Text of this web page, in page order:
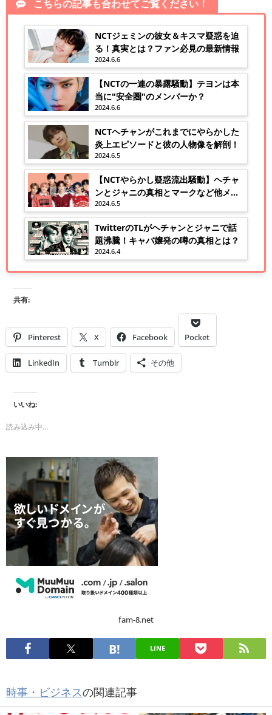
こちらの記事も合わせてご覧ください！
NCTジェミンの彼女＆キスマ疑惑を迫
る！真実とは？ファン必見の最新情報
2024.6.6
【NCTの一連の暴露騒動】テヨンは本
当に"安全圏"のメンバーか？
2024.6.6
NCTヘチャンがこれまでにやらかした
炎上エピソードと彼の人物像を解剖！
2024.6.5
【NCTやらかし疑惑流出騒動】ヘチャ
ンとジャニの真相とマークなど他メン
バーの関与は？
2024.6.5
TwitterのTLがヘチャンとジャニで話
題沸騰！キャバ嬢発の噂の真相とは？
2024.6.4
共有:
Pinterest X Facebook Pocket
LinkedIn Tumblr その他
いいね:
読み込み中…
fam-8.net
LINE
時事・ビジネスの関連記事